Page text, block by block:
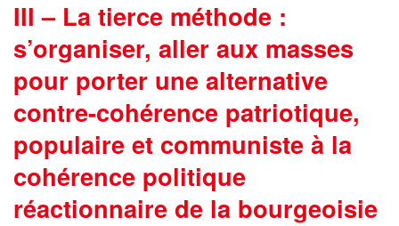
III – La tierce méthode :
s’organiser, aller aux masses
pour porter une alternative
contre-cohérence patriotique,
populaire et communiste à la
cohérence politique
réactionnaire de la bourgeoisie